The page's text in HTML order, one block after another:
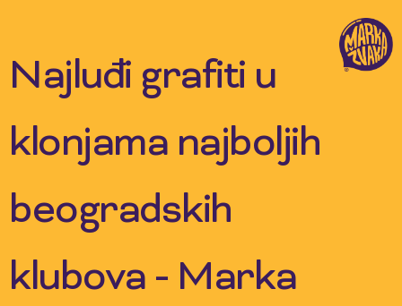
Najluđi grafiti u
klonjama najboljih
beogradskih
klubova - Marka